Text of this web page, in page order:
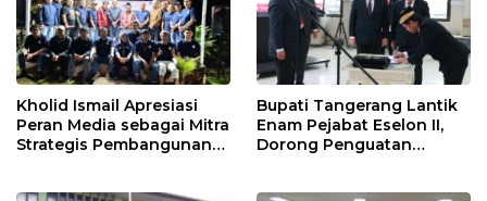
Kholid Ismail Apresiasi
Peran Media sebagai Mitra
Strategis Pembangunan
Bupati Tangerang Lantik
Enam Pejabat Eselon II,
Dorong Penguatan